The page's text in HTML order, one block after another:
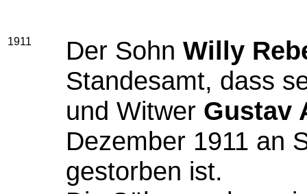
1911 Der Sohn Willy
Standesamt, dass
und Witwer Gustav
Dezember 1911 an
gestorben ist.